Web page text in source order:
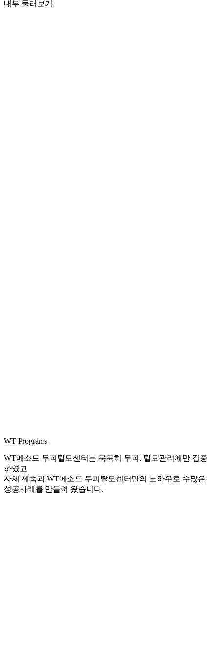
내부 둘러보기
WT Programs
WT메소드 두피탈모센터는 묵묵히 두피, 탈모관리에만 집중
하였고
자체 제품과 WT메소드 두피탈모센터만의 노하우로 수많은
성공사례를 만들어 왔습니다.